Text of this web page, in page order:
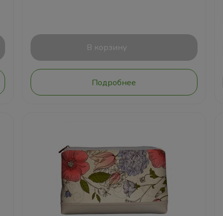
В корзину
Подробнее